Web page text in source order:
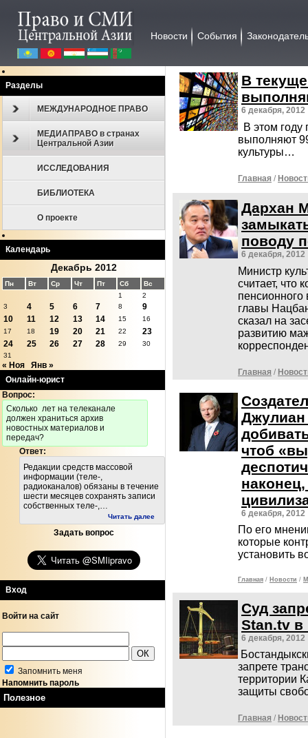
Новости События
Разделы
МЕЖДУНАРОДНОЕ ПРАВО
МЕДИАПРАВО в странах
Центральной Азии
ИССЛЕДОВАНИЯ
БИБЛИОТЕКА
О проекте
Календарь
Декабрь 2012
Пн Вт Ср Чт Пт Сб
Вс
1
2
3
4 5 6 7 8
9
10
11 12 13 14 15
16
17
18 19 20 21 22
23
24
25 26 27 28 29
30
31
« Ноя
Янв »
Онлайн-юрист
Вопрос:
Cколько лет на телеканале
должен храниться архив
новостных материалов и
передач?
Ответ:
Редакции средств массовой
информации (теле-,
радиоканалов) обязаны в течение
шести месяцев сохранять записи
собственных теле-,…
Читать далее
Задать вопрос
Вход
Войти на сайт
Запомнить меня
Напомнить пароль
Полезное
В
6 декабря, 2012
В этом
выполняют
культуры…
Главная /
Дархан
поводу
6 декабря, 2012
Министр
считает, что
пенсионного
главы
сказал на
развитию
Главная /
Джулиан
чтоб
6 декабря, 2012
По его
которые
установить
Главная / Новости /
Суд
Stan.tv в
6 декабря, 2012
запрете
территории
защиты
Главная /